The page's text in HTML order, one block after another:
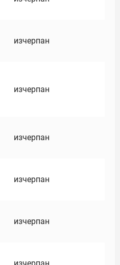
изчерпан
изчерпан
изчерпан
изчерпан
изчерпан